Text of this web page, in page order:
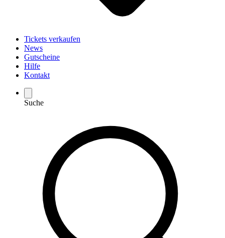
Tickets verkaufen
News
Gutscheine
Hilfe
Kontakt
Suche